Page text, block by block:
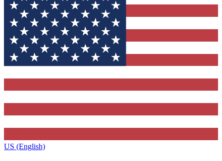
US (English)